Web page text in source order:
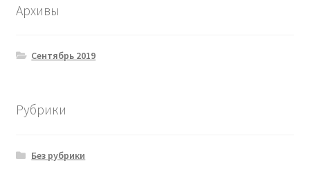
Архивы
Сентябрь 2019
Рубрики
Без рубрики